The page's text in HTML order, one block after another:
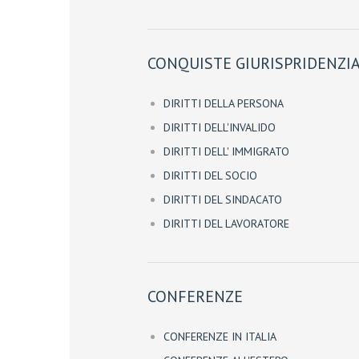
CONQUISTE
DIRITTI DELLA PERSONA
DIRITTI DELL'INVALIDO
DIRITTI DELL' IMMIGRATO
DIRITTI DEL SOCIO
DIRITTI DEL SINDACATO
DIRITTI DEL LAVORATORE
CONFERENZE
CONFERENZE IN ITALIA